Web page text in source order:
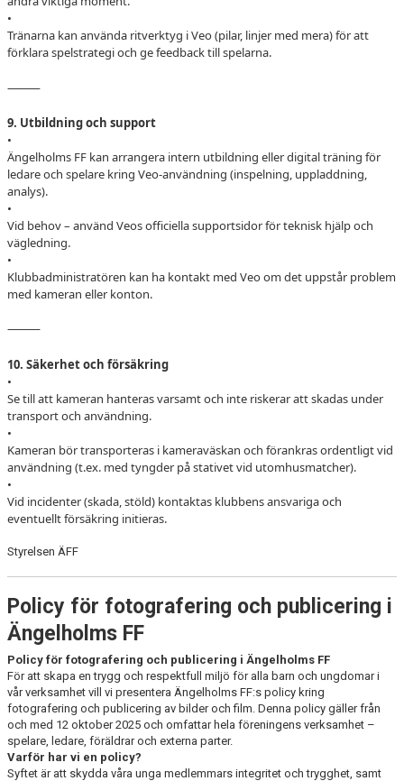
•
Tränarna kan använda ritverktyg i Veo (pilar, linjer med mera) för att
förklara spelstrategi och ge feedback till spelarna.
⸻
9. Utbildning och support
•
Ängelholms FF kan arrangera intern utbildning eller digital träning för
ledare och spelare kring Veo-användning (inspelning, uppladdning,
analys).
•
Vid behov – använd Veos officiella supportsidor för teknisk hjälp och
vägledning.
•
Klubbadministratören kan ha kontakt med Veo om det uppstår problem
med kameran eller konton.
⸻
10. Säkerhet och försäkring
•
Se till att kameran hanteras varsamt och inte riskerar att skadas under
transport och användning.
•
Kameran bör transporteras i kameraväskan och förankras ordentligt vid
användning (t.ex. med tyngder på stativet vid utomhusmatcher).
•
Vid incidenter (skada, stöld) kontaktas klubbens ansvariga och
eventuellt försäkring initieras.
Styrelsen ÄFF
Policy för fotografering och publicering i
Ängelholms FF
Policy för fotografering och publicering i Ängelholms FF
För att skapa en trygg och respektfull miljö för alla barn och ungdomar i
vår verksamhet vill vi presentera Ängelholms FF:s policy kring
fotografering och publicering av bilder och film. Denna policy gäller från
och med 12 oktober 2025 och omfattar hela föreningens verksamhet –
spelare, ledare, föräldrar och externa parter.
Varför har vi en policy?
Syftet är att skydda våra unga medlemmars integritet och trygghet, samt